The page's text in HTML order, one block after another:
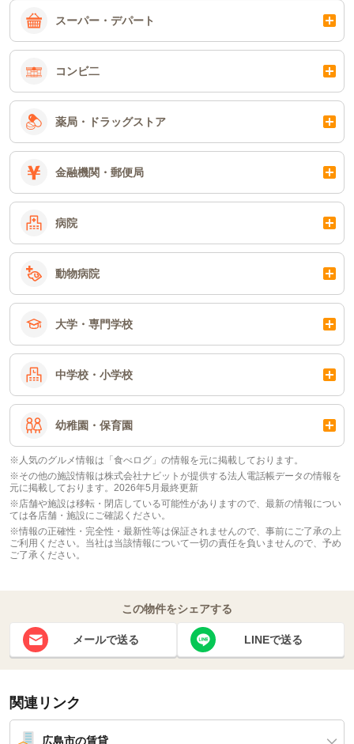
スーパー・デパート
コンビ二
薬局・ドラッグストア
金融機関・郵便局
病院
動物病院
大学・専門学校
中学校・小学校
幼稚園・保育園
※人気のグルメ情報は「食べログ」の情報を元に掲載しております。
※その他の施設情報は株式会社ナビットが提供する法人電話帳データの情報を
元に掲載しております。2026年5月最終更新
※店舗や施設は移転・閉店している可能性がありますので、最新の情報につい
ては各店舗・施設にご確認ください。
※情報の正確性・完全性・最新性等は保証されませんので、事前にご了承の上
ご利用ください。当社は当該情報について一切の責任を負いませんので、予め
ご了承ください。
この物件をシェアする
メールで送る LINEで送る
関連リンク
広島市の賃貸